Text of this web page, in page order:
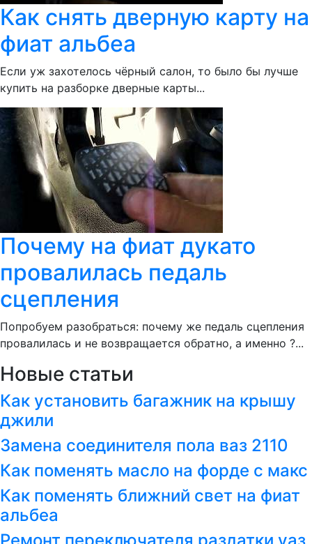
Как снять дверную карту на
фиат альбеа
Если уж захотелось чёрный салон, то было бы лучше
купить на разборке дверные карты...
Почему на фиат дукато
провалилась педаль
сцепления
Попробуем разобраться: почему же педаль сцепления
провалилась и не возвращается обратно, а именно ?...
Новые статьи
Как установить багажник на крышу
джили
Замена соединителя пола ваз 2110
Как поменять масло на форде с макс
Как поменять ближний свет на фиат
альбеа